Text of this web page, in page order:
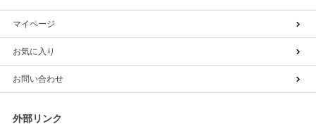
マイページ
お気に入り
お問い合わせ
外部リンク